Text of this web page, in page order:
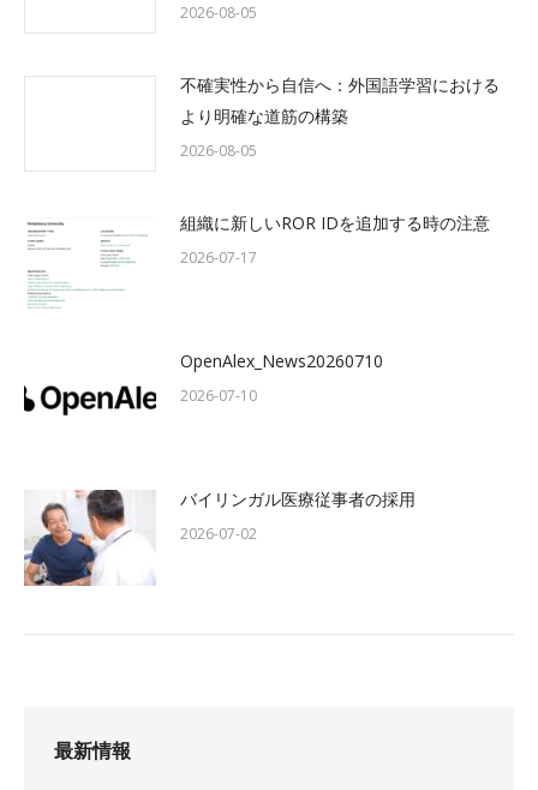
2026-08-05
不確実性から自信へ：外国語学習における
より明確な道筋の構築
2026-08-05
組織に新しいROR IDを追加する時の注意
2026-07-17
OpenAlex_News20260710
2026-07-10
バイリンガル医療従事者の採用
2026-07-02
最新情報